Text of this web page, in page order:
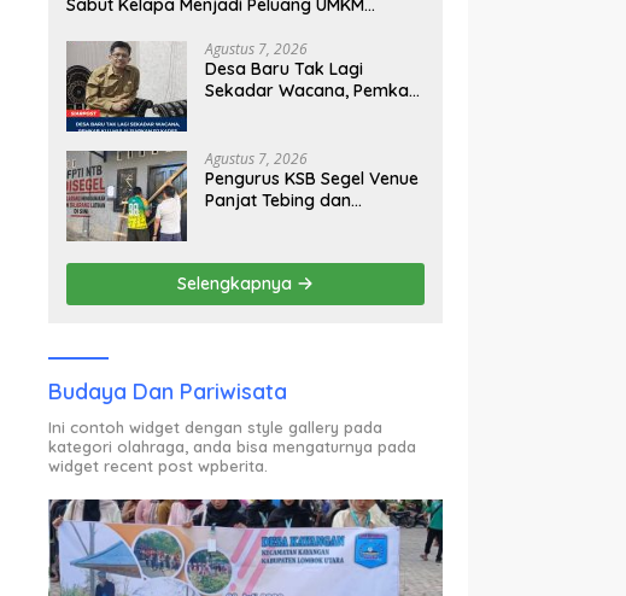
Sabut Kelapa Menjadi Peluang UMKM
Agustus 7, 2026
Desa Baru Tak Lagi
Sekadar Wacana, Pemkab
Agustus 7, 2026
Pengurus KSB Segel Venue
Panjat Tebing dan
Beralih Ke Dompu
Selengkapnya
Budaya Dan Pariwisata
Ini contoh widget dengan style gallery pada
kategori olahraga, anda bisa mengaturnya pada
widget recent post wpberita.